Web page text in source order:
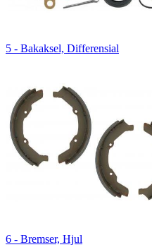
5 - Bakaksel, Differensial
6 - Bremser, Hjul